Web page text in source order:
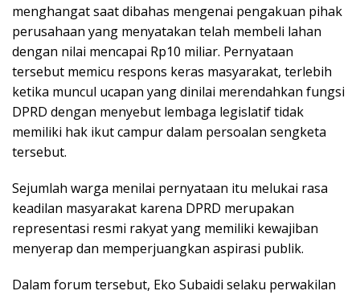
menghangat saat dibahas mengenai pengakuan pihak
perusahaan yang menyatakan telah membeli lahan
dengan nilai mencapai Rp10 miliar. Pernyataan
tersebut memicu respons keras masyarakat, terlebih
ketika muncul ucapan yang dinilai merendahkan fungsi
DPRD dengan menyebut lembaga legislatif tidak
memiliki hak ikut campur dalam persoalan sengketa
tersebut.
Sejumlah warga menilai pernyataan itu melukai rasa
keadilan masyarakat karena DPRD merupakan
representasi resmi rakyat yang memiliki kewajiban
menyerap dan memperjuangkan aspirasi publik.
Dalam forum tersebut, Eko Subaidi selaku perwakilan